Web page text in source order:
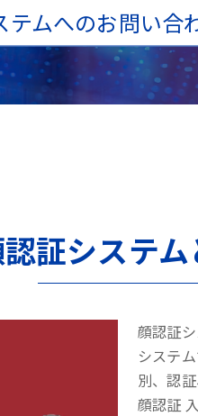
テムへのお問い合
証システム
顔認証
システ
別、認
顔認証